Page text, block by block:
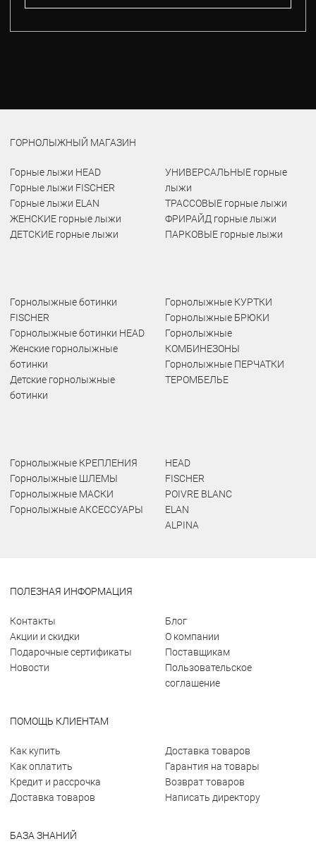
ГОРНОЛЫЖНЫЙ МАГАЗИН
Горные лыжи HEAD
Горные лыжи FISCHER
Горные лыжи ELAN
ЖЕНСКИЕ горные лыжи
ДЕТСКИЕ горные лыжи
УНИВЕРСАЛЬНЫЕ горные
лыжи
ТРАССОВЫЕ горные лыжи
ФРИРАЙД горные лыжи
ПАРКОВЫЕ горные лыжи
Горнолыжные ботинки
FISCHER
Горнолыжные ботинки HEAD
Женские горнолыжные
ботинки
Детские горнолыжные
ботинки
Горнолыжные КУРТКИ
Горнолыжные БРЮКИ
Горнолыжные
КОМБИНЕЗОНЫ
Горнолыжные ПЕРЧАТКИ
ТЕРОМБЕЛЬЕ
Горнолыжные КРЕПЛЕНИЯ
Горнолыжные ШЛЕМЫ
Горнолыжные МАСКИ
Горнолыжные АКСЕССУАРЫ
HEAD
FISCHER
POIVRE BLANC
ELAN
ALPINA
ПОЛЕЗНАЯ ИНФОРМАЦИЯ
Контакты
Акции и скидки
Подарочные сертификаты
Новости
Блог
О компании
Поставщикам
Пользовательское
соглашение
ПОМОЩЬ КЛИЕНТАМ
Как купить
Как оплатить
Кредит и рассрочка
Доставка товаров
Доставка товаров
Гарантия на товары
Возврат товаров
Написать директору
БАЗА ЗНАНИЙ